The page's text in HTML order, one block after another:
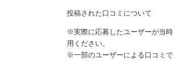
投稿された口コミについて
※実際に応募したユーザーが当
用ください。
※一部のユーザーによる口コミ